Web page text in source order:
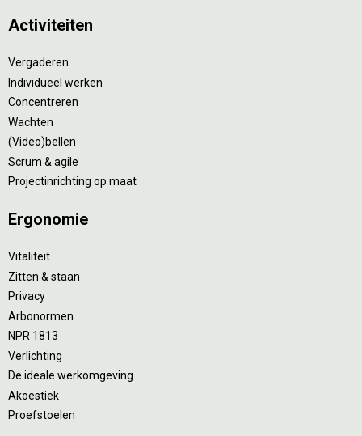
Activiteiten
Vergaderen
Individueel werken
Concentreren
Wachten
(Video)bellen
Scrum & agile
Projectinrichting op maat
Ergonomie
Vitaliteit
Zitten & staan
Privacy
Arbonormen
NPR 1813
Verlichting
De ideale werkomgeving
Akoestiek
Proefstoelen